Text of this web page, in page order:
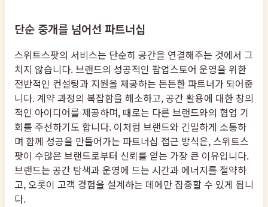
단순 중개를 넘어선 파트너십
스위트스팟의 서비스는 단순히 공간을 연결해주는 것에서 그
치지 않습니다. 브랜드의 성공적인 팝업스토어 운영을 위한
전반적인 컨설팅과 지원을 제공하는 든든한 파트너가 되어줍
니다. 계약 과정의 복잡함을 해소하고, 공간 활용에 대한 창의
적인 아이디어를 제공하며, 때로는 다른 브랜드와의 협업 기
회를 주선하기도 합니다. 이처럼 브랜드와 긴밀하게 소통하
며 함께 성공을 만들어가는 파트너십 접근 방식은, 스위트스
팟이 수많은 브랜드로부터 신뢰를 얻는 가장 큰 이유입니다.
브랜드는 공간 탐색과 운영에 드는 시간과 에너지를 절약하
고, 오롯이 고객 경험을 설계하는 데에만 집중할 수 있게 됩니
다.